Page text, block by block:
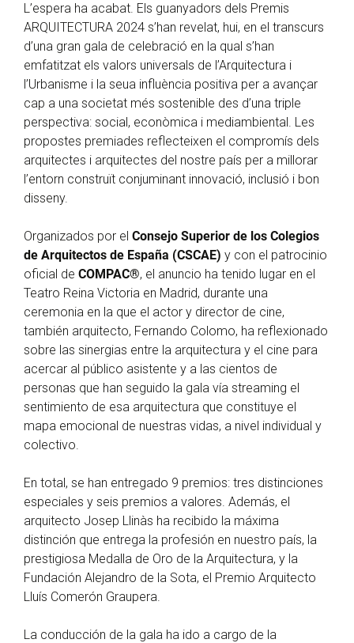
L’espera ha acabat. Els guanyadors dels Premis
ARQUITECTURA 2024 s’han revelat, hui, en el transcurs
d’una gran gala de celebració en la qual s’han
emfatitzat els valors universals de l’Arquitectura i
l’Urbanisme i la seua influència positiva per a avançar
cap a una societat més sostenible des d’una triple
perspectiva: social, econòmica i mediambiental. Les
propostes premiades reflecteixen el compromís dels
arquitectes i arquitectes del nostre país per a millorar
l’entorn construït conjuminant innovació, inclusió i bon
disseny.
Organizados por el Consejo Superior de los Colegios
de Arquitectos de España (CSCAE) y con el patrocinio
oficial de COMPAC®, el anuncio ha tenido lugar en el
Teatro Reina Victoria en Madrid, durante una
ceremonia en la que el actor y director de cine,
también arquitecto, Fernando Colomo, ha reflexionado
sobre las sinergias entre la arquitectura y el cine para
acercar al público asistente y a las cientos de
personas que han seguido la gala vía streaming el
sentimiento de esa arquitectura que constituye el
mapa emocional de nuestras vidas, a nivel individual y
colectivo.
En total, se han entregado 9 premios: tres distinciones
especiales y seis premios a valores. Además, el
arquitecto Josep Llinàs ha recibido la máxima
distinción que entrega la profesión en nuestro país, la
prestigiosa Medalla de Oro de la Arquitectura, y la
Fundación Alejandro de la Sota, el Premio Arquitecto
Lluís Comerón Graupera.
La conducción de la gala ha ido a cargo de la